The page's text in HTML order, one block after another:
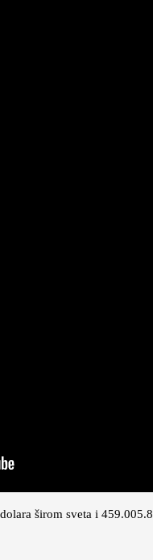
širom sveta i